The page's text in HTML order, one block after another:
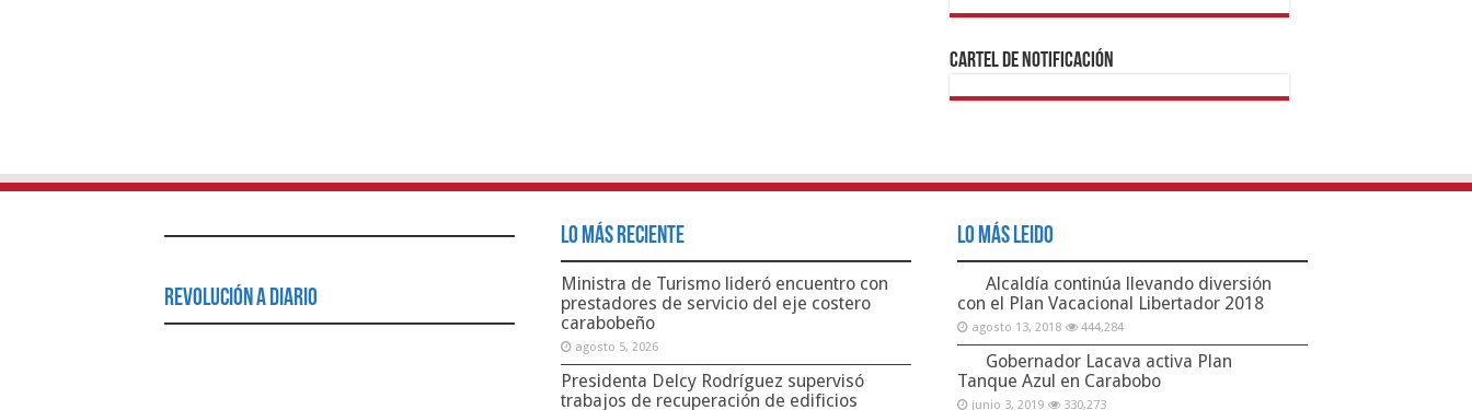
1xbetBetturkeyBetistKralbetSupertotobetTipobet
https://mvbcasino.com/
Cartel de Notificación
Revolución a Diario
Lo Más Reciente
Ministra de Turismo lideró
encuentro con prestadores
agosto 5, 2026
Presidenta Delcy
Lo Más Leido
Alcaldía continúa llevando diversión
con el Plan Vacacional Libertador 2018
agosto 13, 2018 444,284
Gobernador Lacava activa Plan
Tanque Azul en Carabobo
junio 3, 2019 330,273